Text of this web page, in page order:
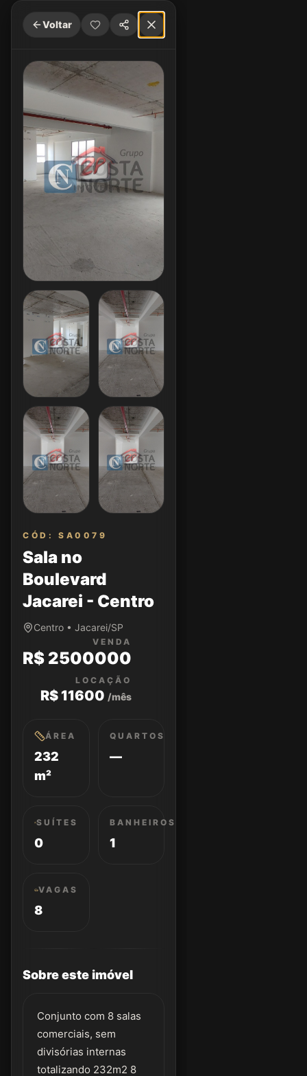
Voltar
CÓD: SA0079
Sala no
Boulevard
Jacarei - Centro
Centro • Jacarei/SP
VENDA
R$ 2500000
LOCAÇÃO
R$ 11600 /mês
ÁREA
232
m²
QUARTOS
—
SUÍTES
0
BANHEIROS
1
VAGAS
8
Sobre este imóvel
Conjunto com 8 salas
comerciais, sem
divisórias internas
totalizando 232m2 8